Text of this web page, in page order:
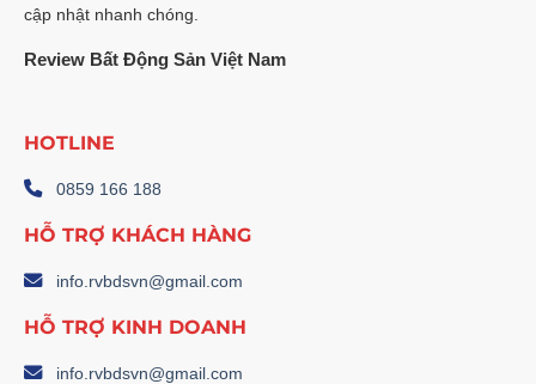
cập nhật nhanh chóng.
Review Bất Động Sản Việt Nam
HOTLINE
0859 166 188
HỖ TRỢ KHÁCH HÀNG
info.rvbdsvn@gmail.com
HỖ TRỢ KINH DOANH
info.rvbdsvn@gmail.com